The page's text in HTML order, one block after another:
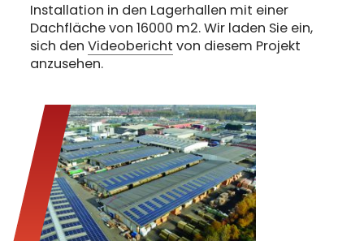
Installation in den Lagerhallen mit einer
Dachfläche von 16000 m2. Wir laden Sie ein,
sich den Videobericht von diesem Projekt
anzusehen.